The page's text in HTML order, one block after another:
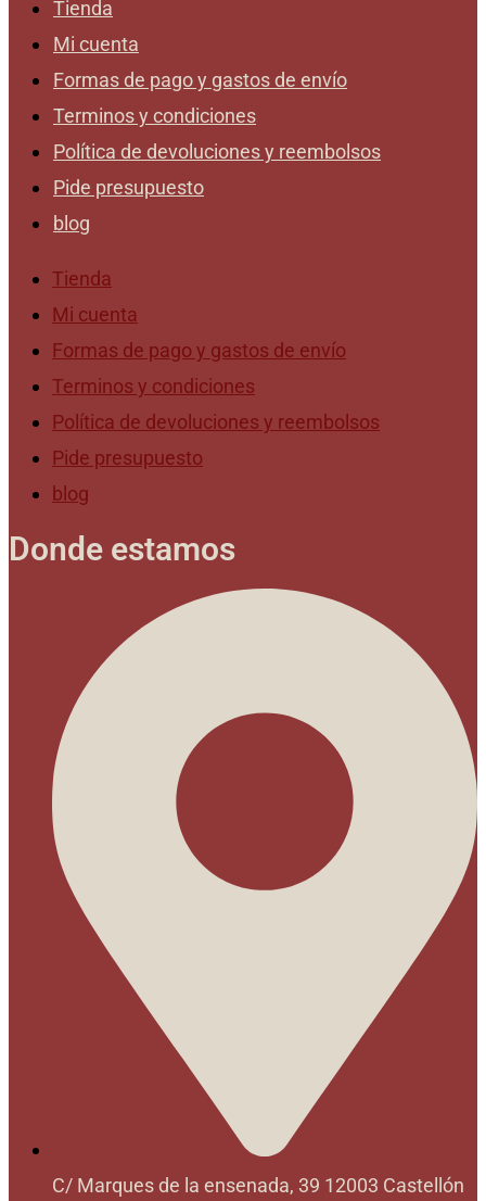
Tienda
Mi cuenta
Formas de pago y gastos de envío
Terminos y condiciones
Política de devoluciones y reembolsos
Pide presupuesto
blog
Tienda
Mi cuenta
Formas de pago y gastos de envío
Terminos y condiciones
Política de devoluciones y reembolsos
Pide presupuesto
blog
Donde estamos
C/ Marques de la ensenada, 39 12003 Castellón